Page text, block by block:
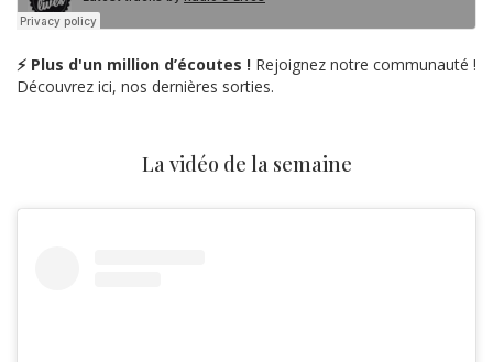
⚡ Plus d'un million d’écoutes ! Rejoignez notre communauté !
Découvrez ici, nos dernières sorties.
La vidéo de la semaine